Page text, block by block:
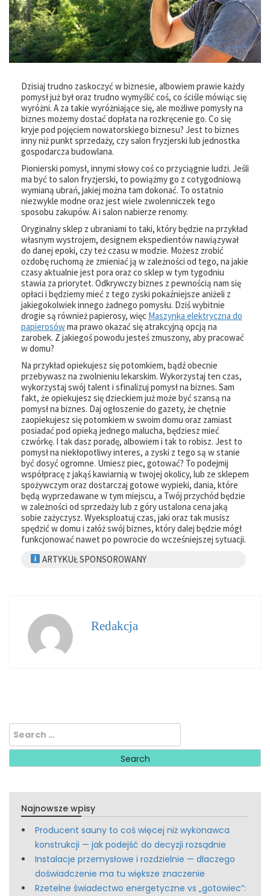
Dzisiaj trudno zaskoczyć w biznesie, albowiem prawie każdy
pomysł już był oraz trudno wymyślić coś, co ściśle mówiąc się
wyróżni. A za takie wyróżniające się, ale możliwe pomysły na
biznes możemy dostać dopłata na rozkręcenie go. Co się
kryje pod pojęciem nowatorskiego biznesu? Jest to biznes
inny niż punkt sprzedaży, czy salon fryzjerski lub jednostka
gospodarcza budowlana.
Pionierski pomysł, innymi słowy coś co przyciągnie ludzi. Jeśli
ma być to salon fryzjerski, to powiążmy go z cotygodniową
wymianą ubrań, jakiej można tam dokonać. To ostatnio
niezwykle modne oraz jest wiele zwolenniczek tego
sposobu zakupów. A i salon nabierze renomy.
Oryginalny sklep z ubraniami to taki, który będzie na przykład
własnym wystrojem, designem ekspedientów nawiązywał
do danej epoki, czy też czasu w modzie. Możesz zrobić
ozdobę ruchomą że zmieniać ją w zależności od tego, na jakie
czasy aktualnie jest pora oraz co sklep w tym tygodniu
stawia za priorytet. Odkrywczy biznes z pewnością nam się
opłaci i będziemy mieć z tego zyski pokaźniejsze aniżeli z
jakiegokolwiek innego żadnego pomysłu. Dziś wybitnie
drogie są również papierosy, więc Maszynka elektryczna do
papierosówma prawo okazać się atrakcyjną opcją na
zarobek. Z jakiegoś powodu jesteś zmuszony, aby pracować
w domu?
Na przykład opiekujesz się potomkiem, bądź obecnie
przebywasz na zwolnieniu lekarskim. Wykorzystaj ten czas,
wykorzystaj swój talent i sfinalizuj pomysł na biznes. Sam
fakt, że opiekujesz się dzieckiem już może być szansą na
pomysł na biznes. Daj ogłoszenie do gazety, że chętnie
zaopiekujesz się potomkiem w swoim domu oraz zamiast
posiadać pod opieką jednego malucha, będziesz mieć
czwórkę. I tak dasz poradę, albowiem i tak to robisz. Jest to
pomysł na niekłopotliwy interes, a zyski z tego są w stanie
być dosyć ogromne. Umiesz piec, gotować? To podejmij
współpracę z jakąś kawiarnią w twojej okolicy, lub ze sklepem
spożywczym oraz dostarczaj gotowe wypieki, dania, które
będą wyprzedawane w tym miejscu, a Twój przychód będzie
w zależności od sprzedaży lub z góry ustalona cena jaką
sobie zażyczysz. Wyeksploatuj czas, jaki oraz tak musisz
spędzić w domu i załóż swój biznes, który dalej będzie mógł
funkcjonować nawet po powrocie do wcześniejszej sytuacji.
ARTYKUŁ SPONSOROWANY
Redakcja
Search
for:
Najnowsze wpisy
Producent sauny to coś więcej niż wykonawca
konstrukcji — jak podejść do decyzji rozsądnie
Instalacje przemysłowe i rozdzielnie — dlaczego
doświadczenie ma tu większe znaczenie
Rzetelne świadectwo energetyczne vs „gotowiec”: